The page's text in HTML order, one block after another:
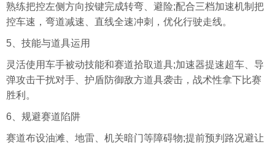
熟练把控左侧方向按键完成转弯、避险;配合三档加速机制把
控车速，弯道减速、直线全速冲刺，优化行驶走线。
5、技能与道具运用
灵活使用车手被动技能和赛道拾取道具;加速器提速超车、导
弹攻击干扰对手、护盾防御敌方道具袭击，战术性拿下比赛
胜利。
6、规避赛道陷阱
赛道布设油滩、地雷、机关暗门等障碍物;提前预判路况避让